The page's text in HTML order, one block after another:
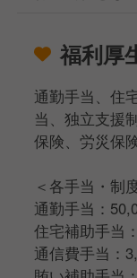
福利厚
通勤手当、住
当、独立支援
保険、労災保
＜各手当・制
通勤手当：
住宅補助手当
通信費手当：